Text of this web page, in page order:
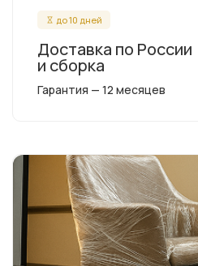
до 10 дней
Доставка по России
и сборка
Гарантия — 12 месяцев